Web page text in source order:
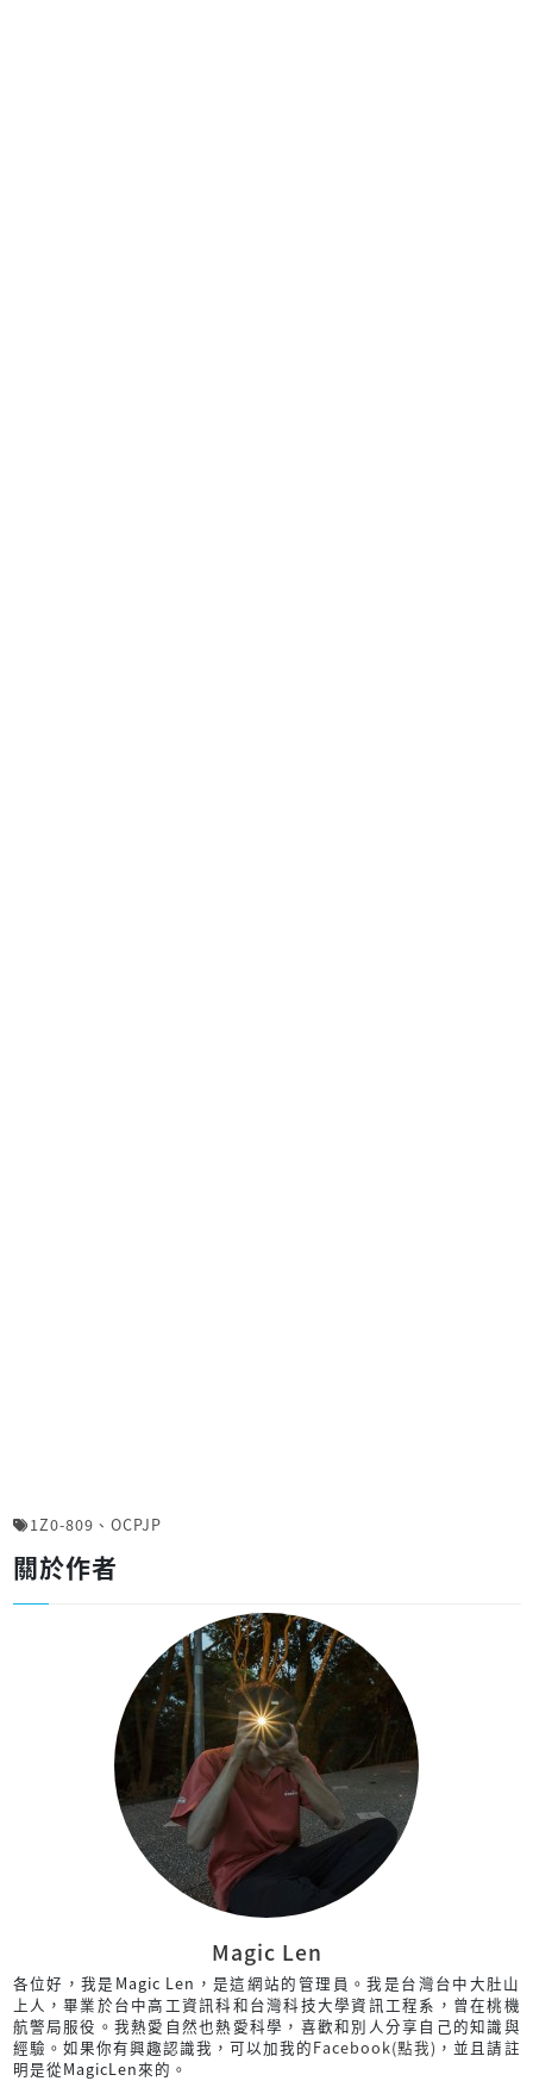
1Z0-809 、 OCPJP
關於作者
Magic Len
各位好，我是Magic Len，是這網站的管理員。我是台灣台中大肚山
上人，畢業於台中高工資訊科和台灣科技大學資訊工程系，曾在桃機
航警局服役。我熱愛自然也熱愛科學，喜歡和別人分享自己的知識與
經驗。如果你有興趣認識我，可以加我的Facebook(點我) ，並且請註
明是從MagicLen來的。